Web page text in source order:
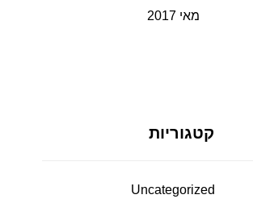
מאי 2017
קטגוריות
Uncategorized